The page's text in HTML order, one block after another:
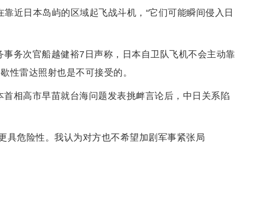
近日本岛屿的区域起飞战斗机，“它们可能瞬间侵入日
务次官船越健裕7日声称，日本自卫队飞机不会主动靠
性雷达照射也是不可接受的。
相高市早苗就台海问题发表挑衅言论后，中日关系陷
具危险性。我认为对方也不希望加剧军事紧张局